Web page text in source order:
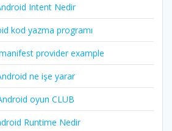
Intent Nedir
kod yazma programı
provider example
ne işe yarar
oyun CLUB
Runtime Nedir